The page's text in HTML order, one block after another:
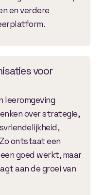
en verdere
voor
leeromgeving
over strategie,
ontstaat een
goed werkt, maar
aan de groei van